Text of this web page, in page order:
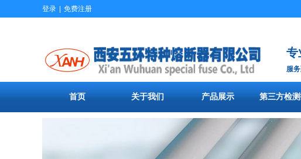
专
服
登录 免费注册
首页 关于我们 产品展示 第三方检